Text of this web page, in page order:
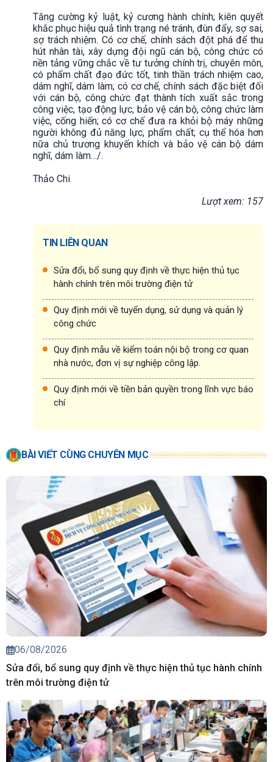
Tăng cường kỷ luật, kỷ cương hành chính; kiên quyết
khắc phục hiệu quả tình trạng né tránh, đùn đẩy, sợ sai,
sợ trách nhiệm. Có cơ chế, chính sách đột phá để thu
hút nhân tài, xây dựng đội ngũ cán bộ, công chức có
nền tảng vững chắc về tư tưởng chính trị, chuyên môn,
có phẩm chất đạo đức tốt, tinh thần trách nhiệm cao,
dám nghĩ, dám làm; có cơ chế, chính sách đặc biệt đối
với cán bộ, công chức đạt thành tích xuất sắc trong
công việc, tạo động lực, bảo vệ cán bộ, công chức làm
việc, cống hiến; có cơ chế đưa ra khỏi bộ máy những
người không đủ năng lực, phẩm chất; cụ thể hóa hơn
nữa chủ trương khuyến khích và bảo vệ cán bộ dám
nghĩ, dám làm…/.
Thảo Chi
Lượt xem: 157
TIN LIÊN QUAN
Sửa đổi, bổ sung quy định về thực hiện thủ tục
hành chính trên môi trường điện tử
Quy định mới về tuyển dụng, sử dụng và quản lý
công chức
Quy định mẫu về kiểm toán nội bộ trong cơ quan
nhà nước, đơn vị sự nghiệp công lập.
Quy định mới về tiền bản quyền trong lĩnh vực báo
chí
BÀI VIẾT CÙNG CHUYÊN MỤC
06/08/2026
Sửa đổi, bổ sung quy định về thực hiện thủ tục hành chính
trên môi trường điện tử